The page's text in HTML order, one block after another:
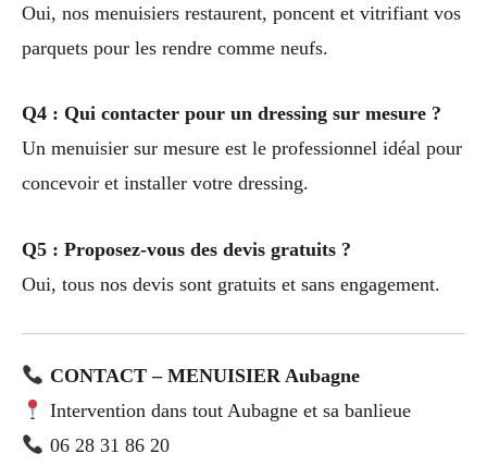
Oui, nos menuisiers restaurent, poncent et vitrifiant vos
parquets pour les rendre comme neufs.
Q4 : Qui contacter pour un dressing sur mesure ?
Un menuisier sur mesure est le professionnel idéal pour
concevoir et installer votre dressing.
Q5 : Proposez-vous des devis gratuits ?
Oui, tous nos devis sont gratuits et sans engagement.
CONTACT – MENUISIER Aubagne
Intervention dans tout Aubagne et sa banlieue
06 28 31 86 20